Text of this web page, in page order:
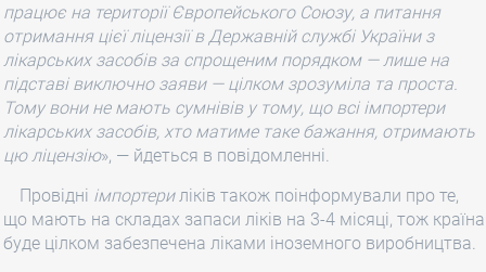
працює на території Європейського Союзу, а питання
отримання цієї ліцензії в Державній службі України з
лікарських засобів за спрощеним порядком — лише на
підставі виключно заяви — цілком зрозуміла та проста.
Тому вони не мають сумнівів у тому, що всі імпортери
лікарських засобів, хто матиме таке бажання, отримають
цю ліцензію», — йдеться в повідомленні.
Провідні імпортериліків також поінформували про те,
що мають на складах запаси ліків на 3-4 місяці, тож країна
буде цілком забезпечена ліками іноземного виробництва.